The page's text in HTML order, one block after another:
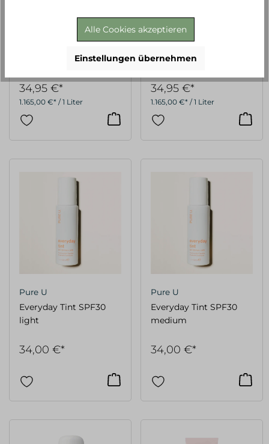
Tinted Serum, #4 WILD
1.165,00 €* / 1 Liter
34,95 €*
Madara
Tinted Serum, #5
1.165,00 €* / 1 Liter
34,95 €*
Pure U
Everyday Tint SPF30
light
34,00 €*
Pure U
Everyday Tint SPF30
medium
34,00 €*
Alle Cookies akzeptieren
Einstellungen übernehmen